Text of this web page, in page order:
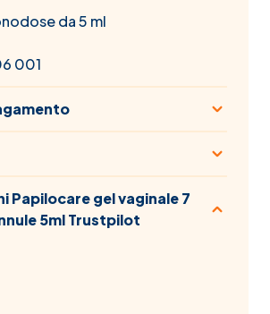
da 5 ml
001
Papilocare gel vaginale 7
5ml Trustpilot